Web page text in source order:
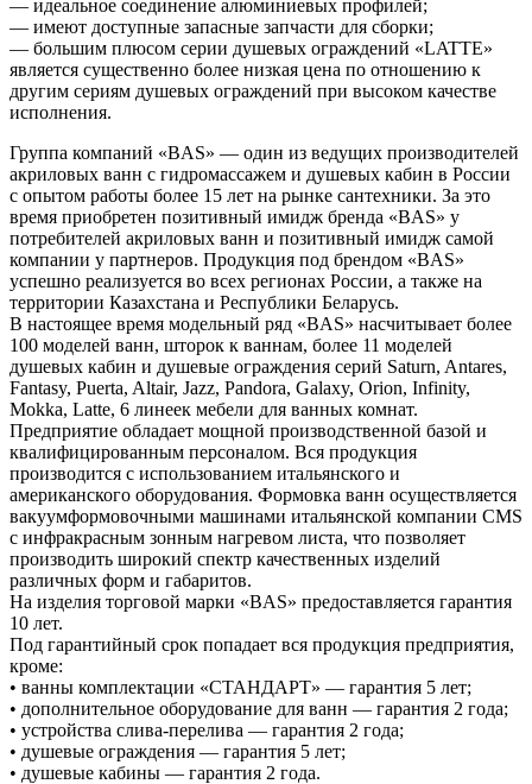
— идеальное соединение алюминиевых профилей;
— имеют доступные запасные запчасти для сборки;
— большим плюсом серии душевых ограждений «LATTE»
является существенно более низкая цена по отношению к
другим сериям душевых ограждений при высоком качестве
исполнения.
Группа компаний «BAS» — один из ведущих производителей
акриловых ванн с гидромассажем и душевых кабин в России
с опытом работы более 15 лет на рынке сантехники. За это
время приобретен позитивный имидж бренда «BAS» у
потребителей акриловых ванн и позитивный имидж самой
компании у партнеров. Продукция под брендом «BAS»
успешно реализуется во всех регионах России, а также на
территории Казахстана и Республики Беларусь.
В настоящее время модельный ряд «BAS» насчитывает более
100 моделей ванн, шторок к ваннам, более 11 моделей
душевых кабин и душевые ограждения серий Saturn, Antares,
Fantasy, Puerta, Altair, Jazz, Pandora, Galaxy, Orion, Infinity,
Mokka, Latte, 6 линеек мебели для ванных комнат.
Предприятие обладает мощной производственной базой и
квалифицированным персоналом. Вся продукция
производится с использованием итальянского и
американского оборудования. Формовка ванн осуществляется
вакуумформовочными машинами итальянской компании CMS
с инфракрасным зонным нагревом листа, что позволяет
производить широкий спектр качественных изделий
различных форм и габаритов.
На изделия торговой марки «BAS» предоставляется гарантия
10 лет.
Под гарантийный срок попадает вся продукция предприятия,
кроме:
• ванны комплектации «СТАНДАРТ» — гарантия 5 лет;
• дополнительное оборудование для ванн — гарантия 2 года;
• устройства слива-перелива — гарантия 2 года;
• душевые ограждения — гарантия 5 лет;
• душевые кабины — гарантия 2 года.